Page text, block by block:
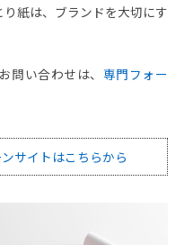
紙は、ブランドを大切にす
問い合わせは、 専門フォー
サイトはこちらから